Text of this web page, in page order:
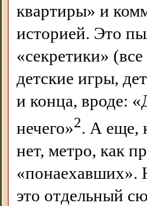
квартиры» и
историей. Это
«секретики»
детские игры,
и конца, вроде:
нечего»2. А еще,
нет, метро, как
«понаехавших».
это отдельный